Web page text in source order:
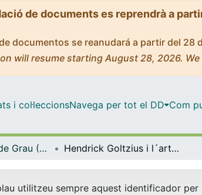
de documents es reprendrà a
documentos se reanudará a partir del 28
will resume starting August 28, 2026.
i col·leccionsNavega per tot el DD Com
Treballs Finals de Grau (TFG) - Història de l'Art Hendrick Goltzius i l´art del gravat: les sèries d’Els quatre caiguts, de l’Apostolat i la fama del gravador
utilitzeu sempre aquest identificador per